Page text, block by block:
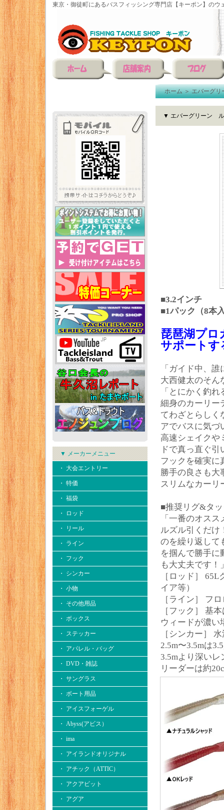
東京・御徒町にあるバスフィッシング専門店【キーポン】のウ
▼ メーカーメニュー
・ 大会エントリー
・ 特価
・ 福袋
・ ロッド
・ リール
・ ライン
・ フック
・ シンカー
・ 小物
・ その他用品
・ ボックス
・ ステッカー
・ アパレル・バッグ
・ DVD・雑誌
・ サングラス
・ ボート用品
・ アイスフォーゲル
・ Abyss(アビス）
・ ima
・ アイランドオリジナル
・ アチック（ATTIC）
・ アクアビット
・ アグア
ホーム＞エバーグリ
▼ エバーグリーン ル
■3.2インチ
■1パック（8本
琵琶湖プロ
サポートす
「ガイド中、
大西健太のそん
「とにかく釣れ
細身のカーリー
てわざとらしく
アでバスに気づ
高速シェイクや
ドで真っ直ぐ
フックを確実に
勝手の良さも大
スリムなカーリ
■推奨リグ&タ
「一番のオス
ルズル引くだけ
のを繰り返して
を掴んで勝手に
も大丈夫です！
［ロッド］
イア等）
［ライン］ フ
［フック］ 基
ウィードが濃い
［シンカー］
2.5m〜3.5mは
3.5mより深いレ
リーダーは約